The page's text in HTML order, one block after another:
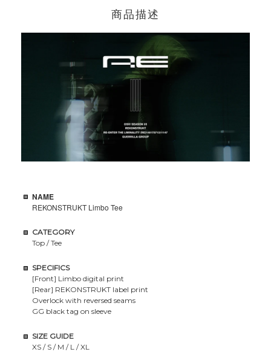
商品描述
NAME
REKONSTRUKT Limbo Tee
CATEGORY
Top / Tee
SPECIFICS
[Front] Limbo digital print
[Rear] REKONSTRUKT label print
Overlock with reversed seams
GG black tag on sleeve
SIZE GUIDE
XS / S / M / L / XL